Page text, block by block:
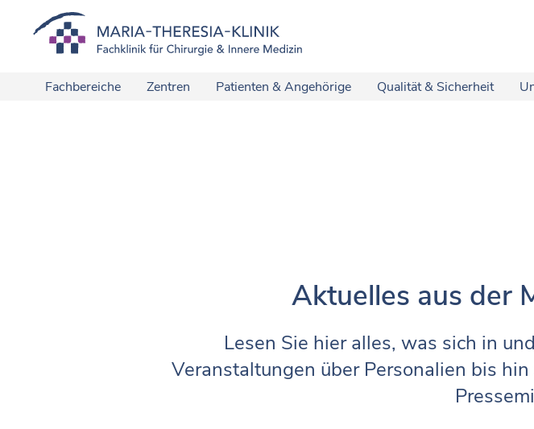
Fachbereiche Zentren Patienten & Angehörige Qualität & Sicherheit
Aktuelles aus der
Lesen Sie hier alles, was sich in
Veranstaltungen über Personalien bis